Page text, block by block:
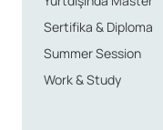
Sertifika & Diploma
Summer Session
Work & Study